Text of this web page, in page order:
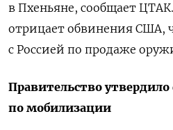
в Пхеньяне, сообщает
отрицает обвинения США,
с Россией по продаже
Правительство
по мобилизации